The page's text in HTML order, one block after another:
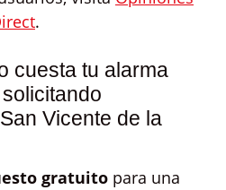
.
cuesta tu alarma
Vicente de la
gratuito para una